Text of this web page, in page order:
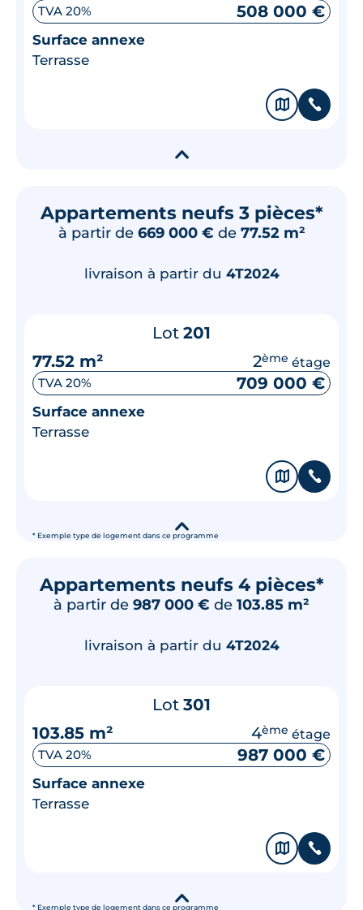
TVA 20% 508 000 €
Surface annexe
Terrasse
🗞 📞
▾
Appartements neufs 3 pièces*
à partir de 669 000 € de 77.52 m²
* Exemple type de logement dans ce programme
livraison à partir du 4T2024
Lot 201
77.52 m²
2ème étage
TVA 20% 709 000 €
Surface annexe
Terrasse
🗞 📞
▾
Appartements neufs 4 pièces*
à partir de 987 000 € de 103.85 m²
* Exemple type de logement dans ce programme
livraison à partir du 4T2024
Lot 301
103.85 m²
4ème étage
TVA 20% 987 000 €
Surface annexe
Terrasse
🗞 📞
▾